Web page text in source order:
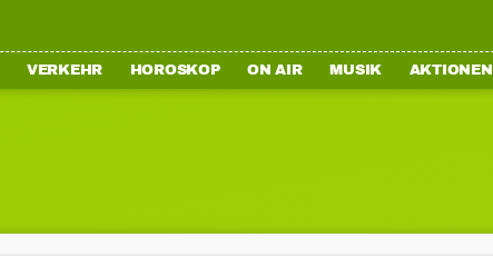
VERKEHR HOROSKOP ON AIR MUSIK AKTIONEN